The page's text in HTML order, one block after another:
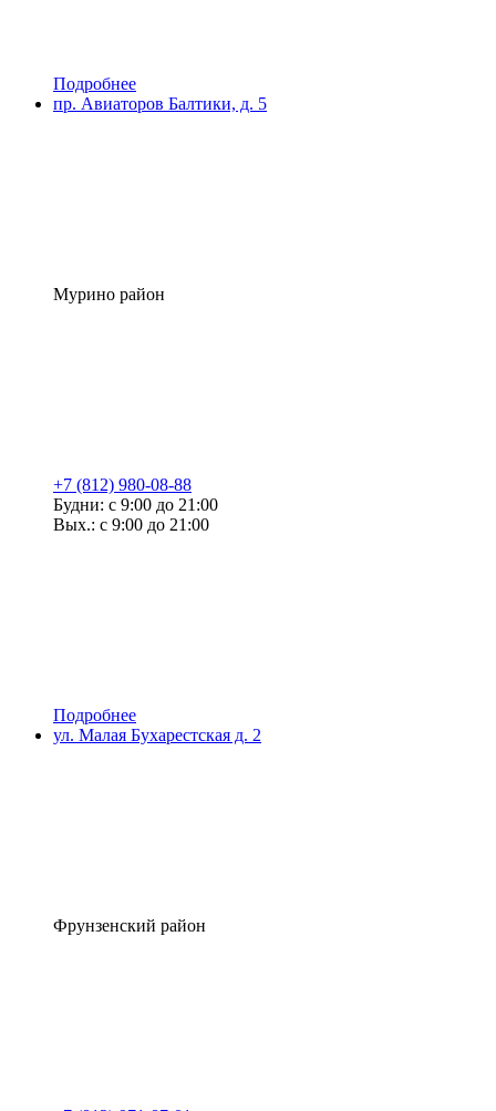
Подробнее
пр. Авиаторов Балтики, д. 5
Мурино район
+7 (812) 980-08-88
Будни: с 9:00 до 21:00
Вых.: с 9:00 до 21:00
Подробнее
ул. Малая Бухарестская д. 2
Фрунзенский район